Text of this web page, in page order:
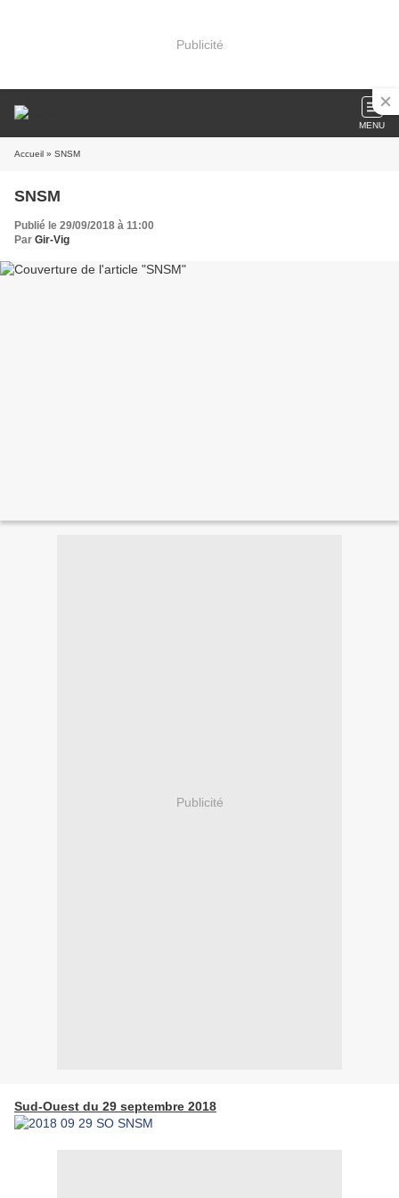
Publicité
MENU
Accueil » SNSM
SNSM
Publié le 29/09/2018 à 11:00
Par Gir-Vig
Publicité
Sud-Ouest du 29 septembre 2018